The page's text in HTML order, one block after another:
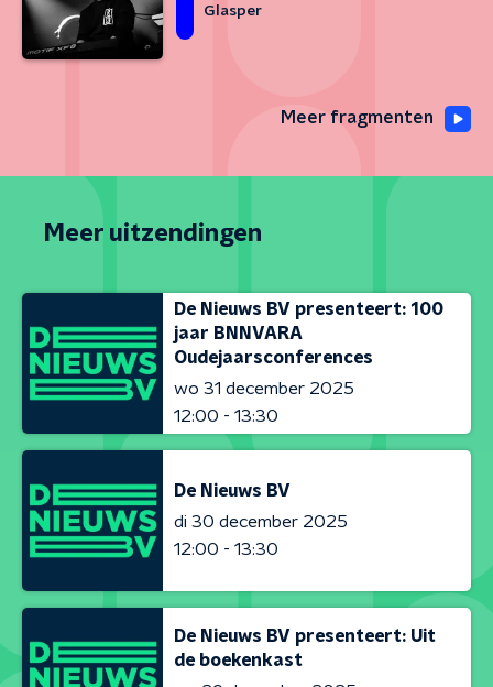
Glasper
Meer fragmenten
Meer uitzendingen
De Nieuws BV presenteert: 100
jaar BNNVARA
Oudejaarsconferences
wo 31 december 2025
12:00 - 13:30
De Nieuws BV
di 30 december 2025
12:00 - 13:30
De Nieuws BV presenteert: Uit
de boekenkast